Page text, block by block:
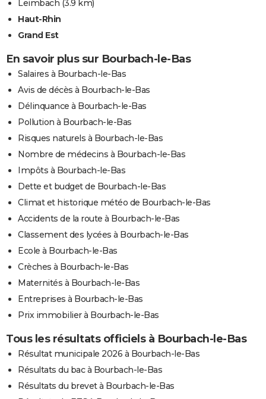
Leimbach (3.9 km)
Haut-Rhin
Grand Est
En savoir plus sur Bourbach-le-Bas
Salaires à Bourbach-le-Bas
Avis de décès à Bourbach-le-Bas
Délinquance à Bourbach-le-Bas
Pollution à Bourbach-le-Bas
Risques naturels à Bourbach-le-Bas
Nombre de médecins à Bourbach-le-Bas
Impôts à Bourbach-le-Bas
Dette et budget de Bourbach-le-Bas
Climat et historique météo de Bourbach-le-Bas
Accidents de la route à Bourbach-le-Bas
Classement des lycées à Bourbach-le-Bas
Ecole à Bourbach-le-Bas
Crèches à Bourbach-le-Bas
Maternités à Bourbach-le-Bas
Entreprises à Bourbach-le-Bas
Prix immobilier à Bourbach-le-Bas
Tous les résultats officiels à Bourbach-le-Bas
Résultat municipale 2026 à Bourbach-le-Bas
Résultats du bac à Bourbach-le-Bas
Résultats du brevet à Bourbach-le-Bas